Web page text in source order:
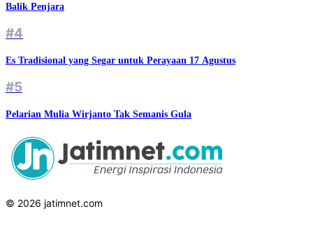
Balik Penjara
#4
Es Tradisional yang Segar untuk Perayaan 17 Agustus
#5
Pelarian Mulia Wirjanto Tak Semanis Gula
© 2026 jatimnet.com